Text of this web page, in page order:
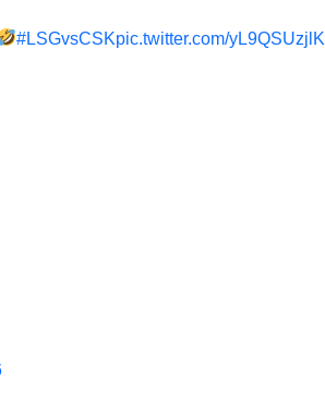
#LSGvsCSKpic.twitter.com/yL9QSUzjlK